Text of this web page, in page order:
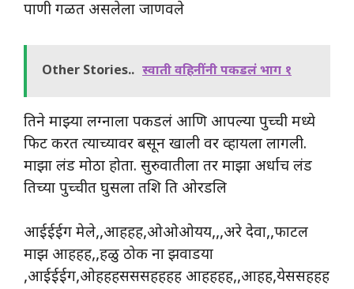
पाणी गळत असलेला जाणवले
Other Stories.. स्वाती वहिनींनी पकडलं भाग १
तिने माझ्या लग्नाला पकडलं आणि आपल्या पुच्ची मध्ये
फिट करत त्याच्यावर बसून खाली वर व्हायला लागली.
माझा लंड मोठा होता. सुरुवातीला तर माझा अर्धाच लंड
तिच्या पुच्चीत घुसला तशि ति ओरडलि
आईईईग मेले,,आहहह,ओओओयय,,,अरे देवा,,फाटल
माझ आहहह,,हळु ठोक ना झवाडया
,आईईईग,ओहहहसससहहहह आहहहह,,आहह,येससहहह